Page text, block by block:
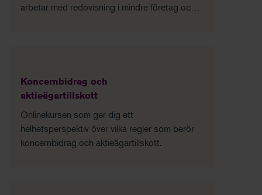
arbetar med redovisning i mindre företag och
Koncernbidrag och
aktieägartillskott
Onlinekursen som ger dig ett
helhetsperspektiv över vilka regler som berör
koncernbidrag och aktieägartillskott.